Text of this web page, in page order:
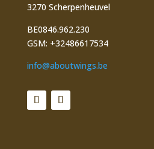
3270 Scherpenheuvel
BE0846.962.230
GSM: +32486617534
info@aboutwings.be